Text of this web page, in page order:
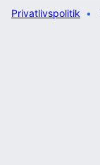
Privatlivspolitik